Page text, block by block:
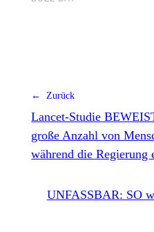
← Zurück
Lancet-Studie
große Anzahl von
während die Regierung
UNFASSBAR: SO